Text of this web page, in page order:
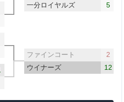
一分ロイヤルズ
5
ファインコート
2
ウイナーズ
12